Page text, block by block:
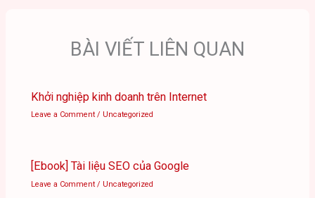
BÀI VIẾT LIÊN QUAN
Khởi nghiệp kinh doanh trên Internet
Leave a Comment / Uncategorized
[Ebook] Tài liệu SEO của Google
Leave a Comment / Uncategorized